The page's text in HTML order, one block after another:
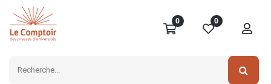
0 0